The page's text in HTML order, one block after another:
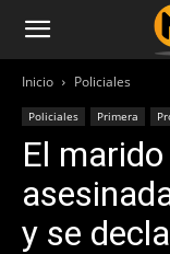
Inicio Policiales
Policiales Primera
El
y se